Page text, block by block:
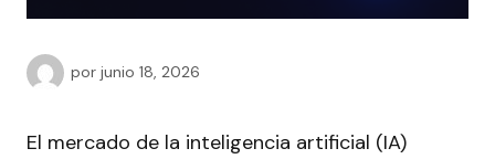
por junio 18, 2026
El mercado de la inteligencia artificial (IA)